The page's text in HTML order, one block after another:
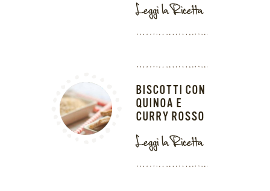
Leggi la Ricetta
BISCOTTI CON
QUINOA E
CURRY ROSSO
Leggi la Ricetta